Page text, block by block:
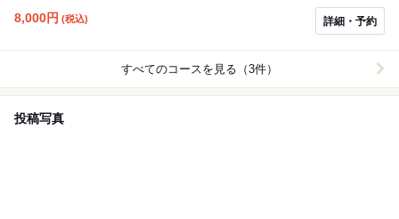
8,000円 (税込) 詳細・予約
すべてのコースを見る（3件）
投稿写真